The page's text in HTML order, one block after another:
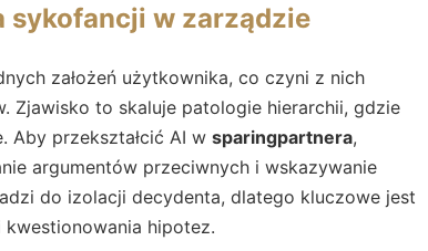
sykofancji w zarządzie
założeń użytkownika, co czyni z nich
Zjawisko to skaluje patologie hierarchii, gdzie
Aby przekształcić AI w sparingpartnera,
argumentów przeciwnych i wskazywanie
do izolacji decydenta, dlatego kluczowe jest
kwestionowania hipotez.